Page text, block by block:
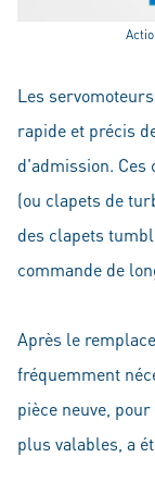
Les
rapide et précis
d'admission. Ces
(ou clapets de
des clapets
commande de
Après le
fréquemment
pièce neuve,
plus valables, a